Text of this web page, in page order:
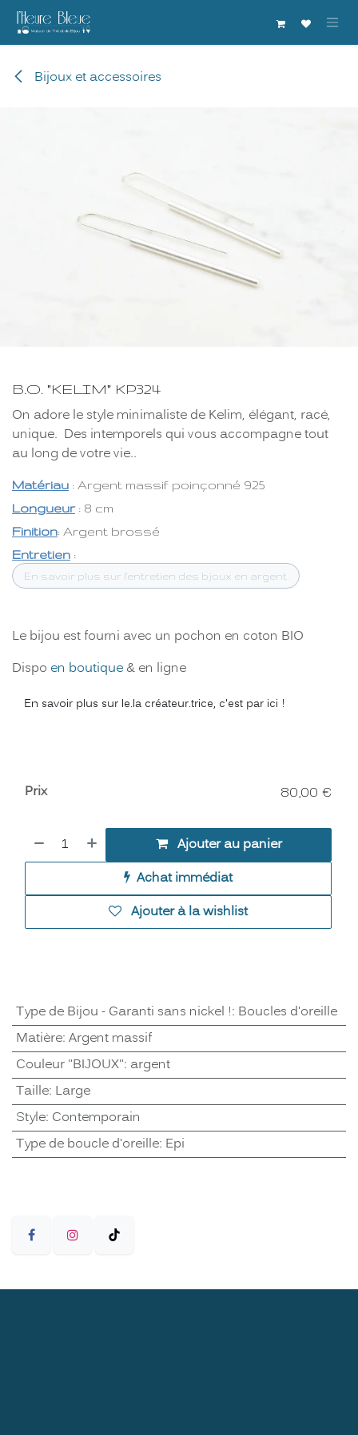
Se rendre au contenu
Bijoux et accessoires
B.O. "KELIM" KP324
On adore le style minimaliste de Kelim, élégant, racé,
unique. Des intemporels qui vous accompagne tout
au long de votre vie..
Matériau : Argent massif poinçonné 925
Longueur : 8 cm
Finition: Argent brossé
Entretien :
En savoir plus sur l'entretien des bjoux en argent
Le bijou est fourni avec un pochon en coton BIO
Dispo en boutique & en ligne
En savoir plus sur le.la créateur.trice, c'est par ici !
Ajouter au panier
Achat immédiat
Ajouter à la wishlist
Prix 80,00 €
Type de Bijou - Garanti sans nickel !: Boucles d'oreille
Matière: Argent massif
Couleur "BIJOUX": argent
Taille: Large
Style: Contemporain
Type de boucle d'oreille: Epi